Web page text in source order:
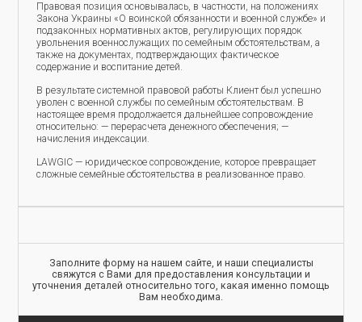
Правовая позиция основывалась, в частности, на положениях
Закона Украины «О воинской обязанности и военной службе» и
подзаконных нормативных актов, регулирующих порядок
увольнения военнослужащих по семейным обстоятельствам, а
также на документах, подтверждающих фактическое
содержание и воспитание детей.
В результате системной правовой работы Клиент был успешно
уволен с военной службы по семейным обстоятельствам. В
настоящее время продолжается дальнейшее сопровождение
относительно: — перерасчета денежного обеспечения; —
начисления индексации.
LAWGIC — юридическое сопровождение, которое превращает
сложные семейные обстоятельства в реализованное право.
Заполните форму на нашем сайте, и наши специалисты
свяжутся с Вами для предоставления консультации и
уточнения деталей относительно того, какая именно помощь
Вам необходима.